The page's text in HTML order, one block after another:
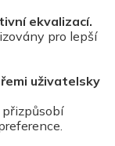
ekvalizací.
pro lepší
uživatelsky